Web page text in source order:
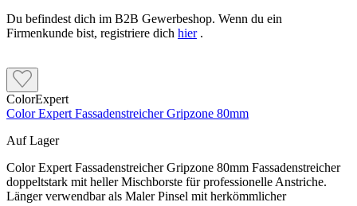
Du befindest dich im B2B Gewerbeshop. Wenn du ein
Firmenkunde bist, registriere dich hier.
ColorExpert
Color Expert Fassadenstreicher Gripzone 80mm
Auf Lager
Color Expert Fassadenstreicher Gripzone 80mm Fassadenstreicher
doppeltstark mit heller Mischborste für professionelle Anstriche.
Länger verwendbar als Maler Pinsel mit herkömmlicher